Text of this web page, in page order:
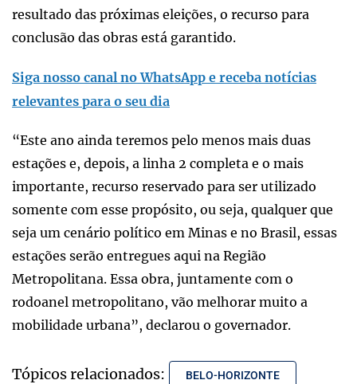
resultado das próximas eleições, o recurso para
conclusão das obras está garantido.
Siga nosso canal no WhatsApp e receba notícias
relevantes para o seu dia
“Este ano ainda teremos pelo menos mais duas
estações e, depois, a linha 2 completa e o mais
importante, recurso reservado para ser utilizado
somente com esse propósito, ou seja, qualquer que
seja um cenário político em Minas e no Brasil, essas
estações serão entregues aqui na Região
Metropolitana. Essa obra, juntamente com o
rodoanel metropolitano, vão melhorar muito a
mobilidade urbana”, declarou o governador.
Tópicos relacionados: BELO-HORIZONTE